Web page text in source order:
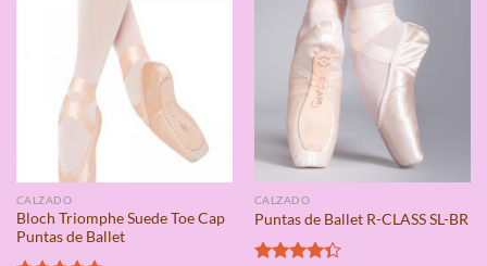
CALZADO
Bloch Triomphe Suede Toe Cap
Puntas de Ballet
CALZADO
Puntas de Ballet R-CLASS SL-BR